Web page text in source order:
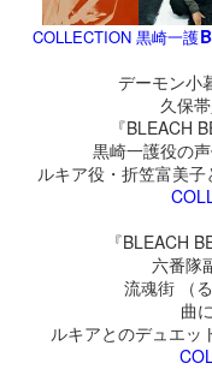
COLLECTION 黒崎一護
デーモン小
久保
『BLEACH
黒崎一護役の
ルキア役・折笠富美
『BLEACH
六番隊
流魂街 （
曲
ルキアとのデュエッ